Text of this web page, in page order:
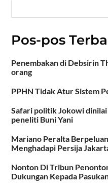
Pos-pos
Penembakan di Debsirin
orang
PPHN Tidak Atur Sistem
Safari politik Jokowi
peneliti Buni Yani
Mariano Peralta
Menghadapi Persija
Nonton Di Tribun
Dukungan Kepada